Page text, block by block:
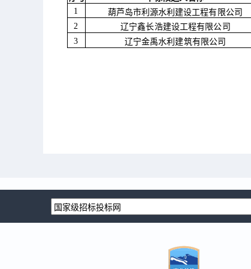
1
葫芦岛市利源水利建设工程有限公司
2
辽宁鑫长浩建设工程有限公司
3
辽宁金禹水利建筑有限公司